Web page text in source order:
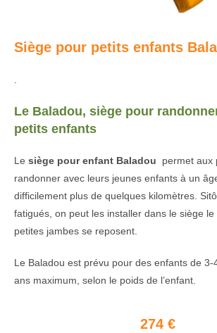
Siège pour petits enfants
Le Baladou, siège pour
petits enfants
Le siège pour enfant Baladou permet aux
randonner avec leurs jeunes enfants à un
difficilement plus de quelques kilomètres.
fatigués, on peut les installer dans le siège
petites jambes se reposent.
Le Baladou est prévu pour des enfants de 3-
ans maximum, selon le poids de l’enfant.
274 €